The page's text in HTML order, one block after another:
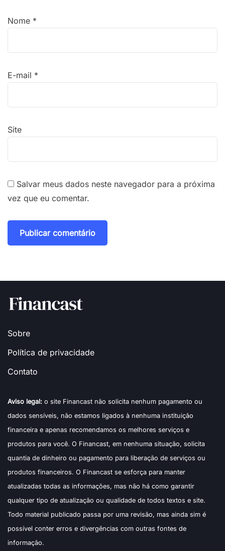
Nome *
E-mail *
Site
Salvar meus dados neste navegador para a próxima
vez que eu comentar.
Sobre
Política de privacidade
Contato
Aviso legal: o site Financast não solicita nenhum pagamento ou
dados sensíveis, não estamos ligados à nenhuma instituição
financeira e apenas recomendamos os melhores serviços e
produtos para você. O Financast, em nenhuma situação, solicita
quantia de dinheiro ou pagamento para liberação de serviços ou
produtos financeiros. O Financast se esforça para manter
atualizadas todas as informações, mas não há como garantir
qualquer tipo de atualização ou qualidade de todos textos e site.
Todo material publicado passa por uma revisão, mas ainda sim é
possível conter erros e divergências com outras fontes de
informação.